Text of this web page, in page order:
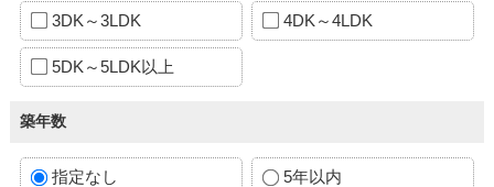
3DK～3LDK 4DK～4LDK
5DK～5LDK以上
築年数
指定なし 5年以内